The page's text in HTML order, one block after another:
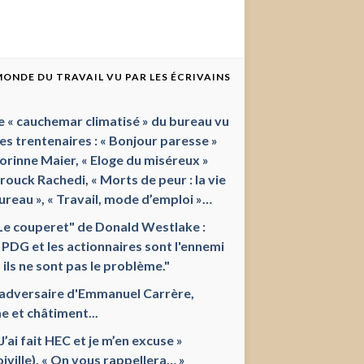
DU TRAVAIL VU PAR LES ÉCRIVAINS
« cauchemar climatisé » du bureau vu
trentenaires : « Bonjour paresse »
Maier, « Eloge du miséreux »
Rachedi, « Morts de peur : la vie
», « Travail, mode d’emploi »…
couperet" de Donald Westlake :
et les actionnaires sont l'ennemi
ils ne sont pas le problème."
d'Emmanuel Carrère,
et châtiment...
fait HEC et je m’en excuse »
« On vous rappellera… »